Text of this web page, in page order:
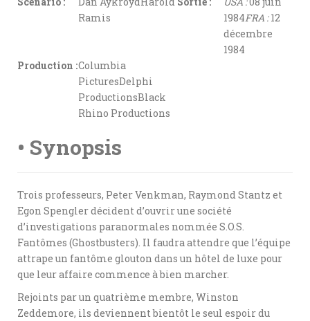
Ramis
1984FRA :12
décembre
1984
Production :Columbia
PicturesDelphi
ProductionsBlack
Rhino Productions
• Synopsis
Trois professeurs, Peter Venkman, Raymond Stantz et
Egon Spengler décident d’ouvrir une société
d’investigations paranormales nommée S.O.S.
Fantômes (Ghostbusters). Il faudra attendre que l’équipe
attrape un fantôme glouton dans un hôtel de luxe pour
que leur affaire commence à bien marcher.
Rejoints par un quatrième membre, Winston
Zeddemore, ils deviennent bientôt le seul espoir du